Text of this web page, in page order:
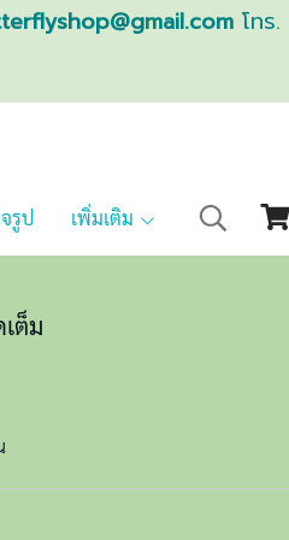
โทร.
รูป เพิ่มเติม
ต็ม